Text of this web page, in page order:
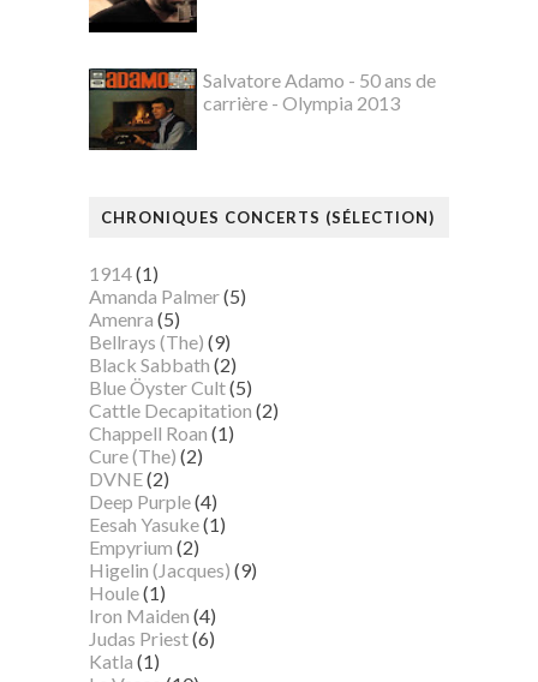
Salvatore Adamo - 50 ans de
carrière - Olympia 2013
CHRONIQUES CONCERTS (SÉLECTION)
1914(1)
Amanda Palmer(5)
Amenra (5)
Bellrays (The) (9)
Black Sabbath (2)
Blue Öyster Cult(5)
Cattle Decapitation (2)
Chappell Roan (1)
Cure (The) (2)
DVNE(2)
Deep Purple(4)
Eesah Yasuke(1)
Empyrium (2)
Higelin (Jacques) (9)
Houle(1)
Iron Maiden (4)
Judas Priest(6)
Katla (1)